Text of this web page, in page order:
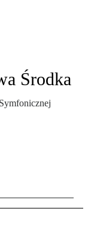
Środka